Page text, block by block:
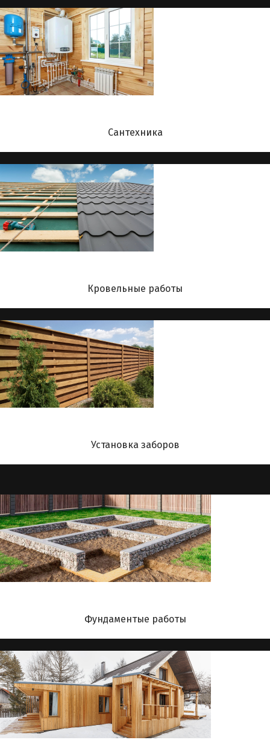
Сантехника
Кровельные работы
Установка заборов
Фундаментые работы